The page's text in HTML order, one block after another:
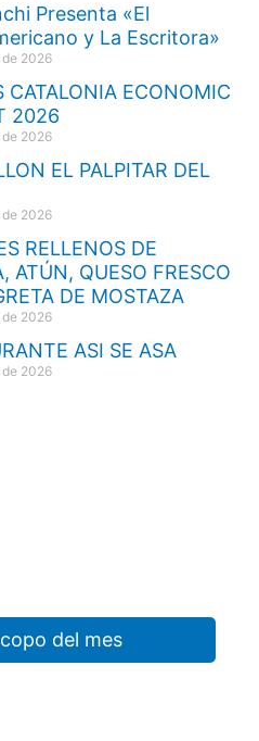
Presenta «El
y La Escritora»
2026
CATALONIA ECONOMIC
2026
2026
EL PALPITAR DEL
2026
RELLENOS DE
ATÚN, QUESO FRESCO
DE MOSTAZA
2026
ASI SE ASA
2026
del mes